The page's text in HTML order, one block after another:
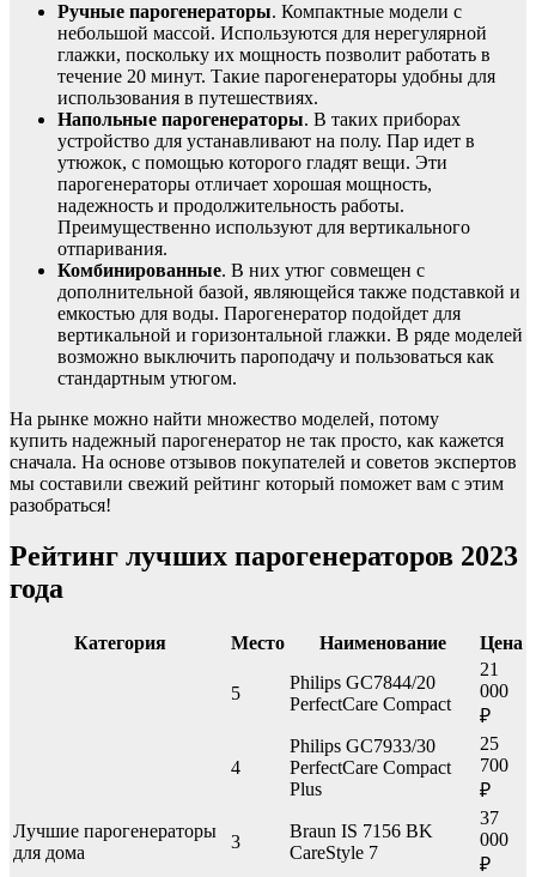
Ручные парогенераторы. Компактные модели с
небольшой массой. Используются для нерегулярной
глажки, поскольку их мощность позволит работать в
течение 20 минут. Такие парогенераторы удобны для
использования в путешествиях.
Напольные парогенераторы. В таких приборах
устройство для устанавливают на полу. Пар идет в
утюжок, с помощью которого гладят вещи. Эти
парогенераторы отличает хорошая мощность,
надежность и продолжительность работы.
Преимущественно используют для вертикального
отпаривания.
Комбинированные. В них утюг совмещен с
дополнительной базой, являющейся также подставкой и
емкостью для воды. Парогенератор подойдет для
вертикальной и горизонтальной глажки. В ряде моделей
возможно выключить пароподачу и пользоваться как
стандартным утюгом.
На рынке можно найти множество моделей, потому
купить надежный парогенератор не так просто, как кажется
сначала. На основе отзывов покупателей и советов экспертов
мы составили свежий рейтинг который поможет вам с этим
разобраться!
Рейтинг лучших парогенераторов 2023
года
Категория Место Наименование Цена
Лучшие парогенераторы
для дома
5
Philips GC7844/20
PerfectCare Compact
21
000
₽
4
Philips GC7933/30
PerfectCare Compact
Plus
25
700
₽
3
Braun IS 7156 BK
CareStyle 7
37
000
₽